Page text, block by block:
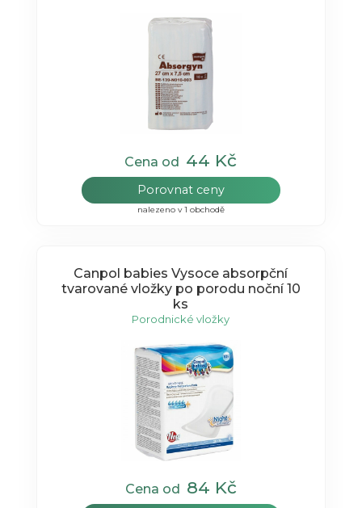
Cena od 44 Kč
Porovnat ceny
nalezeno v 1 obchodě
Canpol babies Vysoce absorpční
tvarované vložky po porodu noční 10
ks
Porodnické vložky
Cena od 84 Kč